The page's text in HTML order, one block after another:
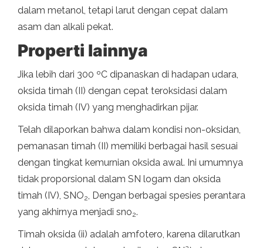
dalam metanol, tetapi larut dengan cepat dalam
asam dan alkali pekat.
Properti lainnya
Jika lebih dari 300 ºC dipanaskan di hadapan udara,
oksida timah (II) dengan cepat teroksidasi dalam
oksida timah (IV) yang menghadirkan pijar.
Telah dilaporkan bahwa dalam kondisi non-oksidan,
pemanasan timah (II) memiliki berbagai hasil sesuai
dengan tingkat kemurnian oksida awal. Ini umumnya
tidak proporsional dalam SN logam dan oksida
timah (IV), SNO2, Dengan berbagai spesies perantara
yang akhirnya menjadi sno2.
Timah oksida (ii) adalah amfotero, karena dilarutkan